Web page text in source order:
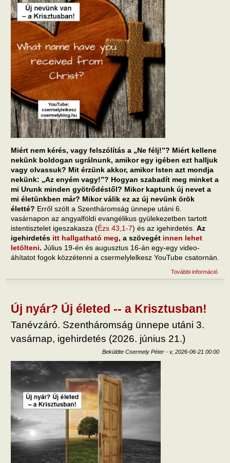
Miért nem kérés, vagy felszólítás a „Ne félj!”? Miért kellene
nekünk boldogan ugrálnunk, amikor egy igében ezt halljuk
vagy olvassuk? Mit érzünk akkor, amikor Isten azt mondja
nekünk: „Az enyém vagy!”? Hogyan szabadít meg minket a
mi Urunk minden gyötrődéstől? Mikor kaptunk új nevet a
mi életünkben már? Mikor válik ez az új nevünk örök
életté? Erről szólt a Szentháromság ünnepe utáni 6.
vasárnapon az angyalföldi evangélikus gyülekezetben tartott
istentisztelet igeszakasza (Ézs 43,1-7) és az igehirdetés. Az
igehirdetés itt hallgatható meg, a szövegét innen lehet
letölteni. Július 19-én és augusztus 16-án egy-egy video-
áhítatot fogok közzétenni a csermelylelkesz YouTube csatornán.
További információ
-- a
Új nyár? Új életed -- a Krisztusban!
Tanévzáró. Szentháromság ünnepe utáni 3.
vasárnap, igehirdetés (2026. június 21.)
Beküldte Csermely Péter - v, 2026-06-21 00:00